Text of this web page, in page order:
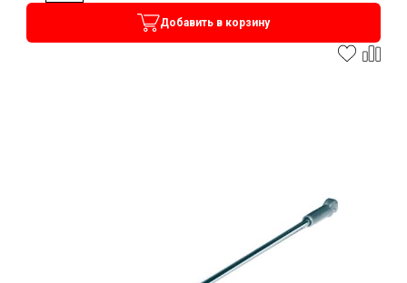
Добавить в корзину